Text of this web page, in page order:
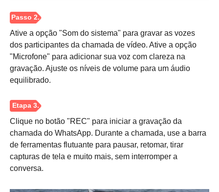
Ative a opção "Som do sistema" para gravar as vozes
dos participantes da chamada de vídeo. Ative a opção
"Microfone" para adicionar sua voz com clareza na
gravação. Ajuste os níveis de volume para um áudio
equilibrado.
Clique no botão "REC" para iniciar a gravação da
chamada do WhatsApp. Durante a chamada, use a barra
de ferramentas flutuante para pausar, retomar, tirar
capturas de tela e muito mais, sem interromper a
conversa.